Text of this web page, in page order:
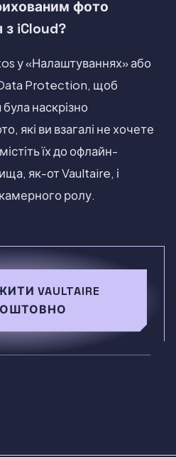
фото
з iCloud?
у «Налаштуваннях» або
Protection, щоб
наскрізно
які ви взагалі не хочете
їх до офлайн-
як-от Vaultaire, і
ролу.
VAULTAIRE